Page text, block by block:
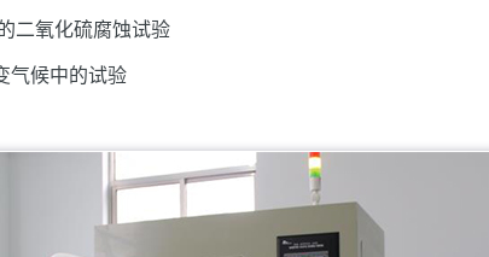
二氧化硫腐蚀试验
气候中的试验